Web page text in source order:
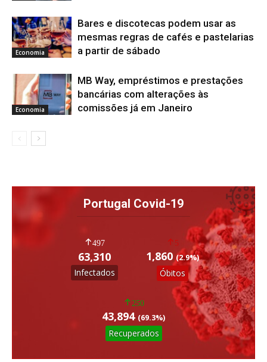
Economia
Bares e discotecas podem usar as
mesmas regras de cafés e pastelarias
a partir de sábado
Economia
MB Way, empréstimos e prestações
bancárias com alterações às
comissões já em Janeiro
Portugal Covid-19
497
63,310
Infectados
5
1,860(2.9%)
Óbitos
250
43,894 (69.3%)
Recuperados